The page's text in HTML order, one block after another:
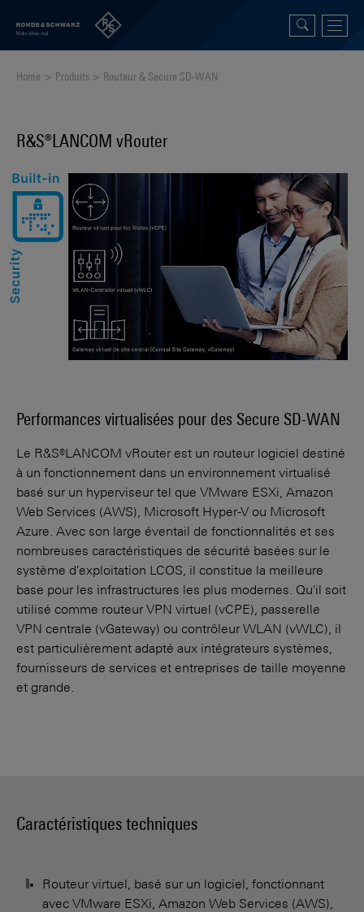
Home Produits Routeur & Secure SD-WAN
R&S®LANCOM vRouter
Performances virtualisées pour des Secure SD-WAN
Le R&S®LANCOM vRouter est un routeur logiciel destiné
à un fonctionnement dans un environnement virtualisé
basé sur un hyperviseur tel que VMware ESXi, Amazon
Web Services (AWS), Microsoft Hyper-V ou Microsoft
Azure. Avec son large éventail de fonctionnalités et ses
nombreuses caractéristiques de sécurité basées sur le
système d'exploitation LCOS, il constitue la meilleure
base pour les infrastructures les plus modernes. Qu'il soit
utilisé comme routeur VPN virtuel (vCPE), passerelle
VPN centrale (vGateway) ou contrôleur WLAN (vWLC), il
est particulièrement adapté aux intégrateurs systèmes,
fournisseurs de services et entreprises de taille moyenne
et grande.
Caractéristiques techniques
Routeur virtuel, basé sur un logiciel, fonctionnant
avec VMware ESXi, Amazon Web Services (AWS),